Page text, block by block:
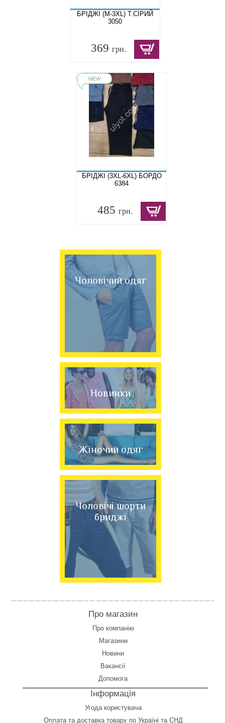
БРІДЖІ (M-3XL) Т.СІРИЙ
3050
369 грн.
БРІДЖІ (3XL-6XL) БОРДО
6384
485 грн.
Чоловічий одяг
Новинки
Жіночий одяг
Чоловічі шорти
бриджі
Про магазин
Про компанію
Магазини
Новини
Вакансії
Допомога
Інформація
Угода користувача
Оплата та доставка товару по Україні та СНД